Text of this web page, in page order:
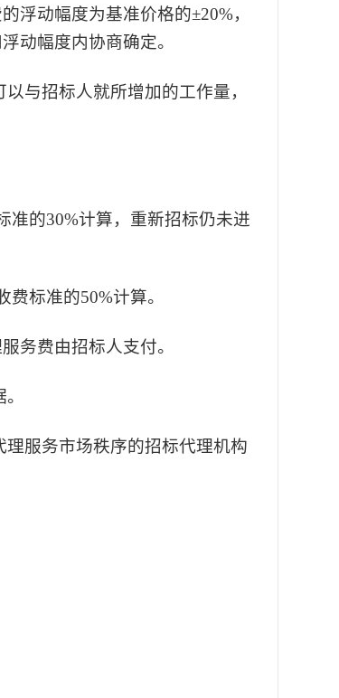
浮动幅度为基准价格的±20%，
动幅度内协商确定。
与招标人就所增加的工作量，
准的30%计算，重新招标仍未进
标准的50%计算。
务费由招标人支付。
服务市场秩序的招标代理机构